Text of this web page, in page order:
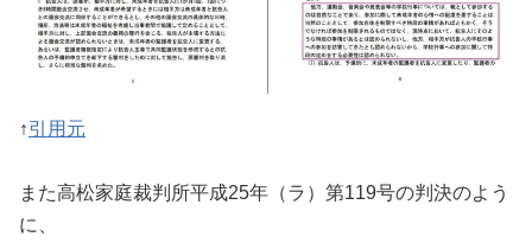
↑引用元
また高松家庭裁判所平成25年（ラ）第119号の判決のよう
に、